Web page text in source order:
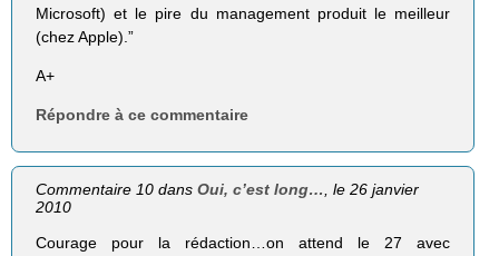
Microsoft) et le pire du management produit le meilleur
(chez Apple).”
A+
Répondre à ce commentaire
Commentaire 10 dansOui, c’est long…
, le 26 janvier
2010
Courage pour la rédaction…on attend le 27 avec